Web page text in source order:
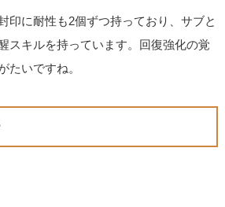
印に耐性も2個ずつ持っており、サブと
スキルを持っています。回復強化の覚
たいですね。